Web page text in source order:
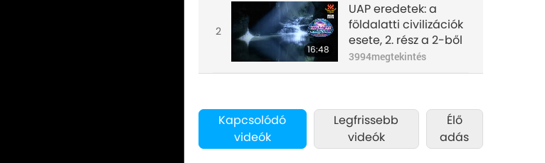
2
16:48
UAP eredetek: a
földalatti civilizációk
esete, 2. rész a 2-ből
3994megtekintés
Kapcsolódó
videók
Legfrissebb
videók
Élő
adás